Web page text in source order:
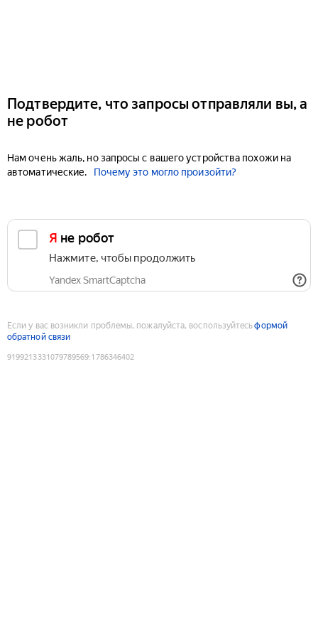
Подтвердите, что запросы отправляли вы, а
не робот
Нам очень жаль, но запросы с вашего устройства похожи на
автоматические.
Почему это могло произойти?
Я не робот
Нажмите, чтобы продолжить
Yandex SmartCaptcha
Если у вас возникли проблемы, пожалуйста, воспользуйтесьформой
обратной связи
9199213331079789569:1786346402